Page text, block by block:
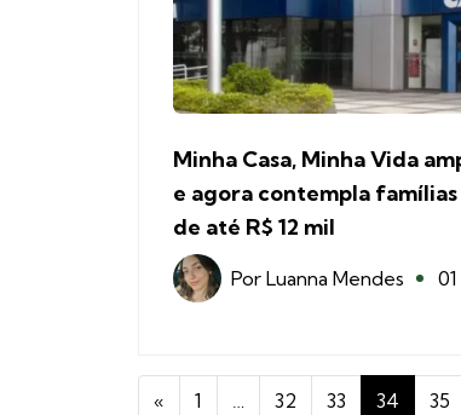
Minha Casa, Minha Vida
e agora contempla
de até R$ 12 mil
Por Luanna Mendes
« 1 32 33 34 35